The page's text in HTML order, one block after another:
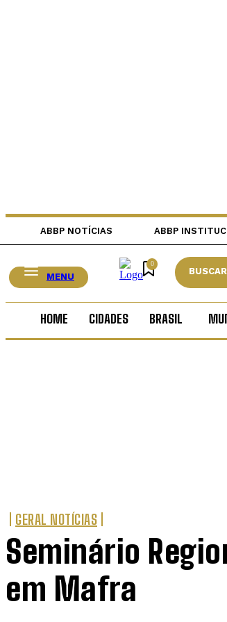
ABBP NOTÍCIAS ABBP
MENU
0
BUSCAR
HOME CIDADES BRASIL
GERAL NOTÍCIAS
Seminário
em Mafra